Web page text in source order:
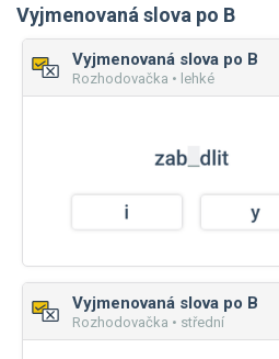
Vyjmenovaná slova po B
Vyjmenovaná slova po B
Rozhodovačka • lehké
Vyjmenovaná slova po B
Rozhodovačka • střední